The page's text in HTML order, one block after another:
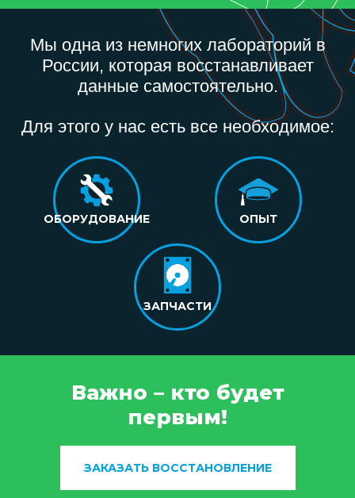
Мы одна из немногих лабораторий в
России, которая восстанавливает
данные самостоятельно.
Для этого у нас есть все необходимое:
ОБОРУДОВАНИЕ ОПЫТ
ЗАПЧАСТИ
Важно – кто будет
первым!
ЗАКАЗАТЬ ВОССТАНОВЛЕНИЕ